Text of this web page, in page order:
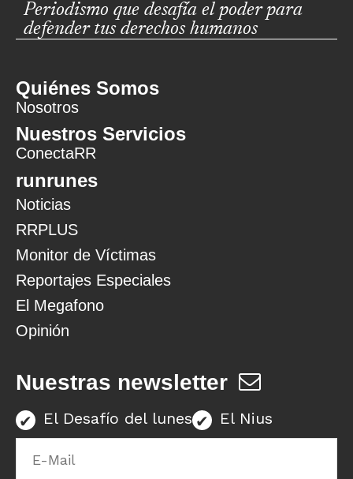
Periodismo que desafía el poder para
defender tus derechos humanos
Quiénes Somos
Nosotros
Nuestros Servicios
ConectaRR
runrunes
Noticias
RRPLUS
Monitor de Víctimas
Reportajes Especiales
El Megafono
Opinión
Nuestras newsletter
El Desafío del lunes El Nius